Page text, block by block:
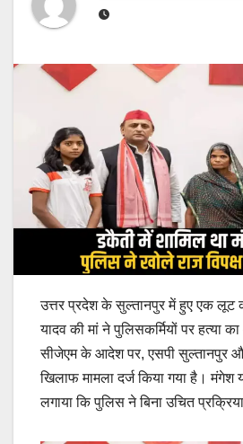
उत्तर प्रदेश के सुल्तानपुर में हुए एक लूट
यादव की मां ने पुलिसकर्मियों पर हत्या
सीजेएम के आदेश पर, एसपी सुल्तानपुर
खिलाफ मामला दर्ज किया गया है। मंगेश
लगाया कि पुलिस ने बिना उचित